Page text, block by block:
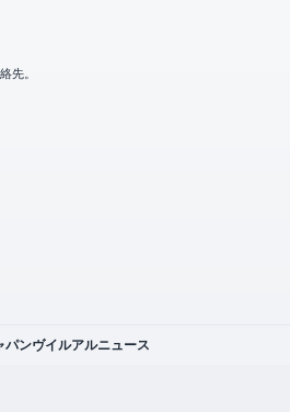
先。
パンヴイルアルニュース